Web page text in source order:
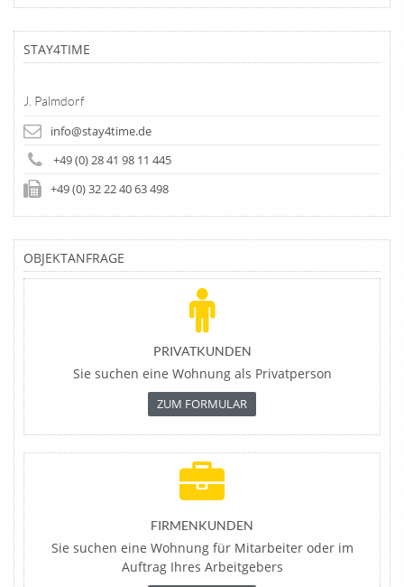
STAY4TIME
J. Palmdorf
info@stay4time.de
+49 (0) 28 41 98 11 445
+49 (0) 32 22 40 63 498
OBJEKTANFRAGE
PRIVATKUNDEN
Sie suchen eine Wohnung als Privatperson
ZUM FORMULAR
FIRMENKUNDEN
Sie suchen eine Wohnung für Mitarbeiter oder im
Auftrag Ihres Arbeitgebers